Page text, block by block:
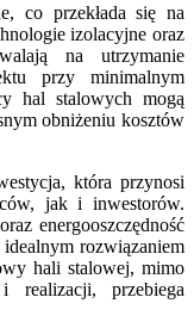
co przekłada się na
izolacyjne oraz
na utrzymanie
przy minimalnym
hal stalowych mogą
obniżeniu kosztów
która przynosi
jak i inwestorów.
energooszczędność
rozwiązaniem
hali stalowej, mimo
realizacji, przebiega